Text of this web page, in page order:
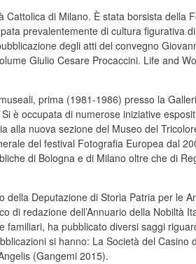
Cattolica di Milano. È stata borsista
prevalentemente di cultura figurativa
degli atti del convegno
Giulio Cesare Procaccini. Life and
prima (1981-1986) presso la
è occupata di numerose iniziative
nuova sezione del Museo del
del festival Fotografia Europea dal
di Bologna e di Milano oltre che di
Deputazione di Storia Patria per le
redazione dell’Annuario della Nobiltà
ha pubblicato diversi saggi
si hanno: La Società del
(Gangemi 2015).